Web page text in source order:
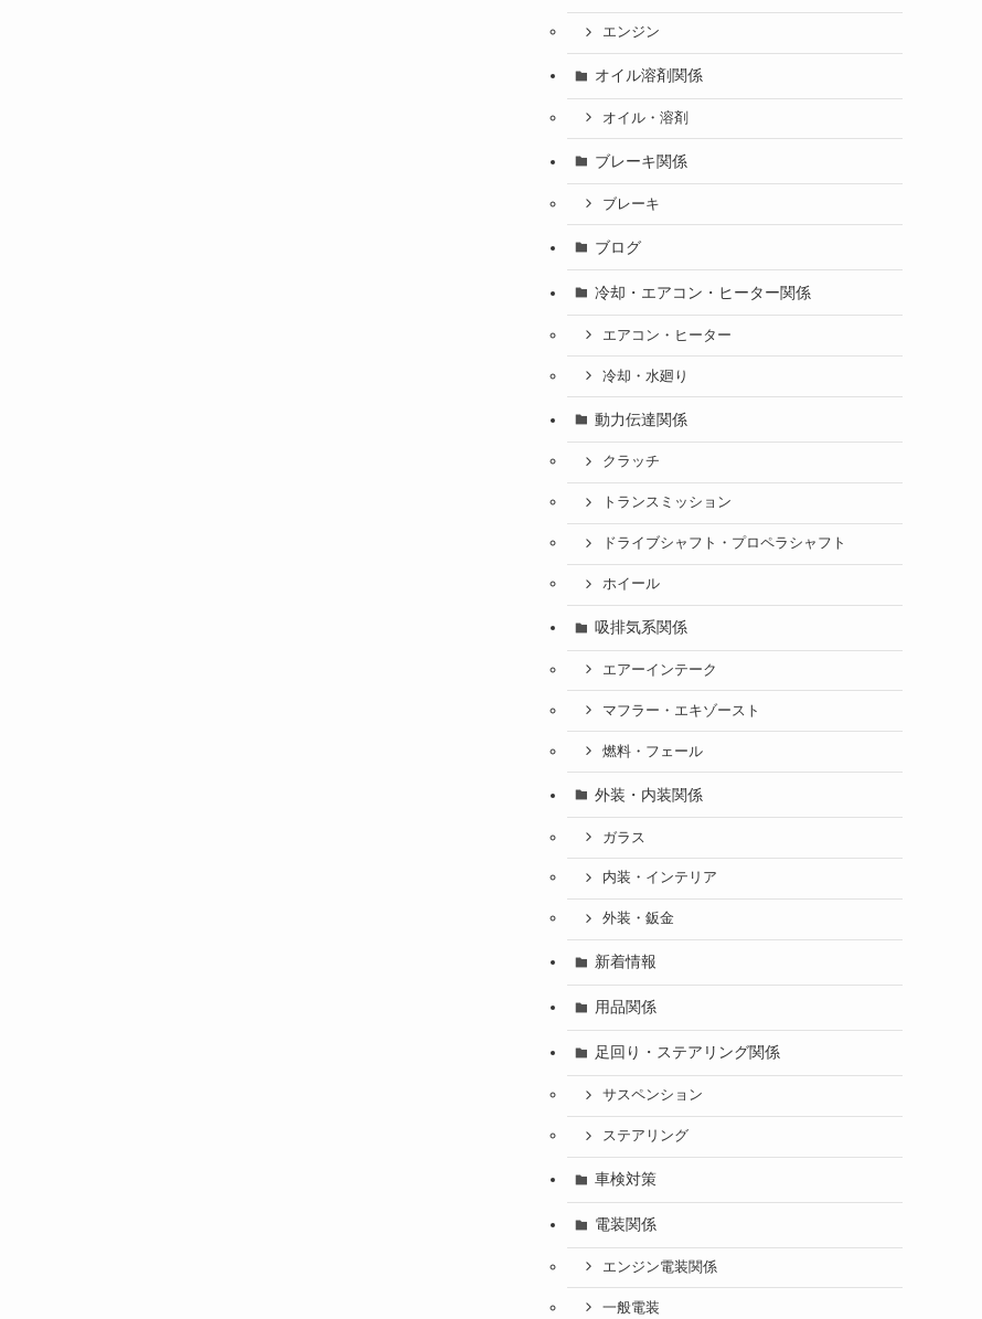
エンジン
オイル溶剤関係
オイル・溶剤
ブレーキ関係
ブレーキ
ブログ
冷却・エアコン・ヒーター関係
エアコン・ヒーター
冷却・水廻り
動力伝達関係
クラッチ
トランスミッション
ドライブシャフト・プロペラシャフト
ホイール
吸排気系関係
エアーインテーク
マフラー・エキゾースト
燃料・フェール
外装・内装関係
ガラス
内装・インテリア
外装・鈑金
新着情報
用品関係
足回り・ステアリング関係
サスペンション
ステアリング
車検対策
電装関係
エンジン電装関係
一般電装